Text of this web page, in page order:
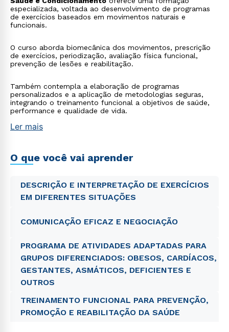
especializada, voltada ao desenvolvimento de programas
de exercícios baseados em movimentos naturais e
funcionais.
O curso aborda biomecânica dos movimentos, prescrição
de exercícios, periodização, avaliação física funcional,
prevenção de lesões e reabilitação.
Também contempla a elaboração de programas
personalizados e a aplicação de metodologias seguras,
integrando o treinamento funcional a objetivos de saúde,
performance e qualidade de vida.
Ler mais
O que você vai aprender
DESCRIÇÃO E INTERPRETAÇÃO DE EXERCÍCIOS
EM DIFERENTES SITUAÇÕES
COMUNICAÇÃO EFICAZ E NEGOCIAÇÃO
PROGRAMA DE ATIVIDADES ADAPTADAS PARA
GRUPOS DIFERENCIADOS: OBESOS, CARDÍACOS,
GESTANTES, ASMÁTICOS, DEFICIENTES E
OUTROS
TREINAMENTO FUNCIONAL PARA PREVENÇÃO,
PROMOÇÃO E REABILITAÇÃO DA SAÚDE